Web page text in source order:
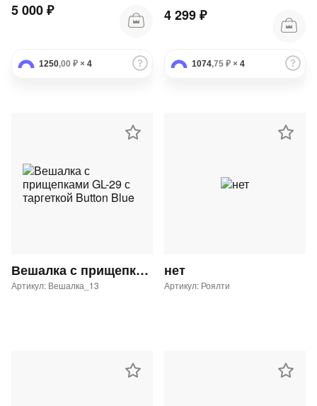
5 000 ₽
1250,00 ₽ × 4
4 299 ₽
1074,75 ₽ × 4
Вешалка с прищепками GL-29 с таргеткой Button Blue
Артикул: Вешалка_13
нет
Артикул: Роялти